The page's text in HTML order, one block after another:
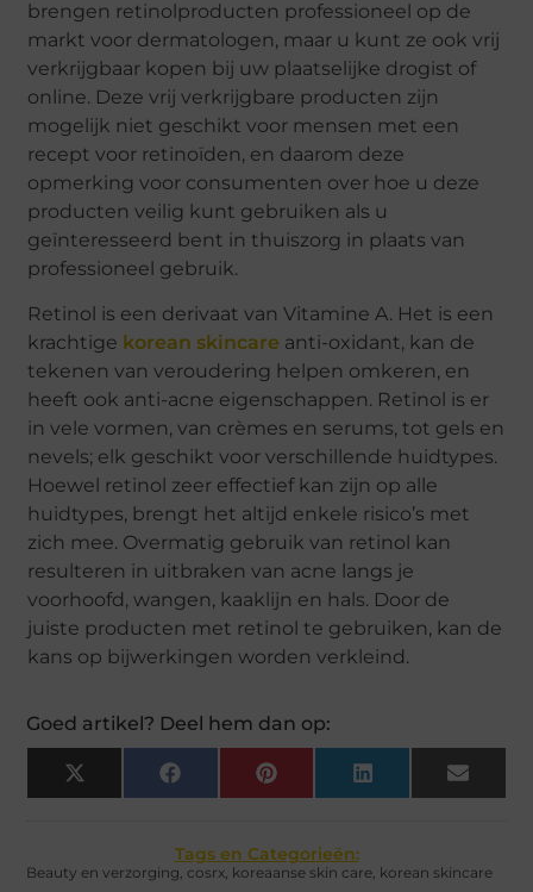
brengen retinolproducten professioneel op de
markt voor dermatologen, maar u kunt ze ook vrij
verkrijgbaar kopen bij uw plaatselijke drogist of
online. Deze vrij verkrijgbare producten zijn
mogelijk niet geschikt voor mensen met een
recept voor retinoïden, en daarom deze
opmerking voor consumenten over hoe u deze
producten veilig kunt gebruiken als u
geïnteresseerd bent in thuiszorg in plaats van
professioneel gebruik.
Retinol is een derivaat van Vitamine A. Het is een
krachtige korean skincare anti-oxidant, kan de
tekenen van veroudering helpen omkeren, en
heeft ook anti-acne eigenschappen. Retinol is er
in vele vormen, van crèmes en serums, tot gels en
nevels; elk geschikt voor verschillende huidtypes.
Hoewel retinol zeer effectief kan zijn op alle
huidtypes, brengt het altijd enkele risico’s met
zich mee. Overmatig gebruik van retinol kan
resulteren in uitbraken van acne langs je
voorhoofd, wangen, kaaklijn en hals. Door de
juiste producten met retinol te gebruiken, kan de
kans op bijwerkingen worden verkleind.
Goed artikel? Deel hem dan op:
X
(Twitter)
Facebook Pinterest LinkedIn Email
Tags en Categorieën:
Beauty en verzorging, cosrx, koreaanse skin care, korean skincare